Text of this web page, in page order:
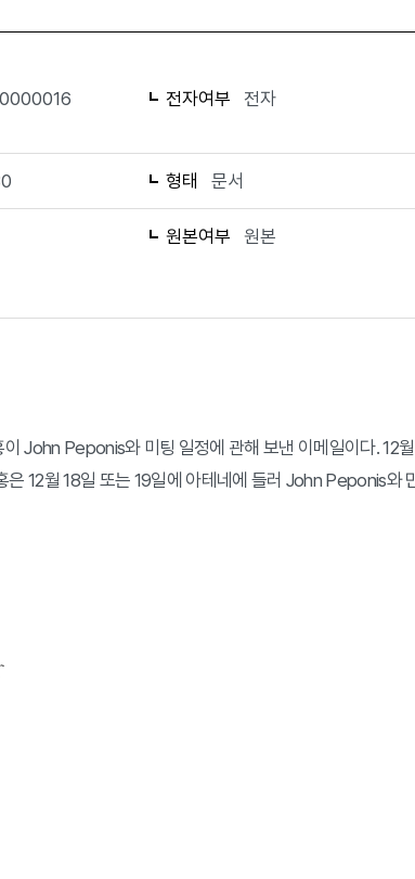
전자여부 전자
형태 문서
원본여부 원본
John Peponis와 미팅 일정에 관해 보낸 이메일이다. 12
은 12월 18일 또는 19일에 아테네에 들러 John Peponis와